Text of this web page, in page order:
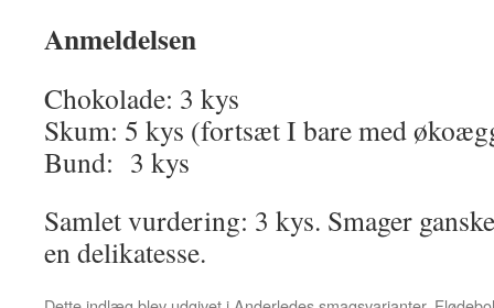
Anmeldelsen
Chokolade: 3 kys
Skum: 5 kys (fortsæt I bare med
Bund: 3 kys
Samlet vurdering: 3 kys. Smager
en delikatesse.